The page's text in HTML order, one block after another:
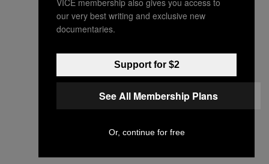
our very best writing and exclusive new
documentaries.
Support for $2
See All Membership Plans
Or, continue for free